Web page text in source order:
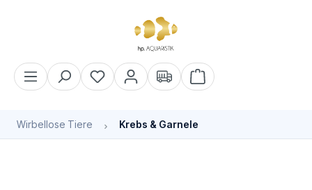
Warenkorb enthält 0
Wirbellose Tiere Krebs & Garnele